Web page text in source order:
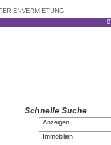
Schnelle Suche
Anzeigen
Immobilien